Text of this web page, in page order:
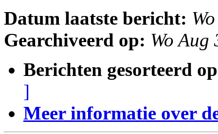
Datum laatste bericht:
Gearchiveerd op: Wo Aug
Berichten gesorteerd
]
Meer informatie over